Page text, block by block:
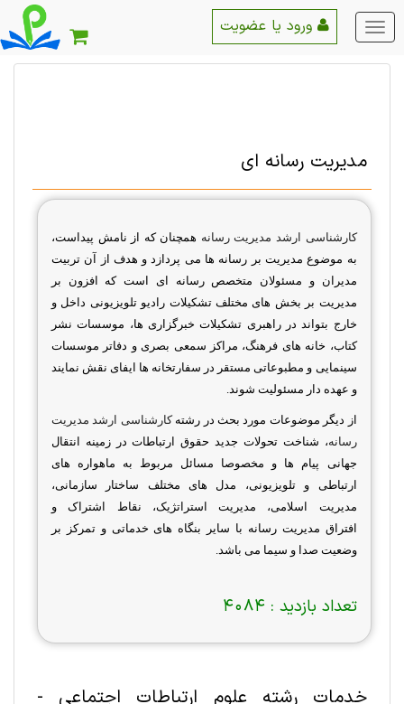
منو
اصلی
مدیریت رسانه ای
کارشناسی ارشد مدیریت رسانه همچنان که از نامش پیداست،
به موضوع مدیریت بر رسانه ها می پردازد و هدف از آن تربیت
مدیران و مسئولان متخصص رسانه ای است که افزون بر
مدیریت بر بخش های مختلف تشکیلات رادیو تلویزیونی داخل و
خارج بتواند در راهبری تشکیلات خبرگزاری ها، موسسات نشر
کتاب، خانه های فرهنگ، مراکز سمعی بصری و دفاتر موسسات
سینمایی و مطبوعاتی مستقر در سفارتخانه ها ایفای نقش نمایند
و عهده دار مسئولیت شوند.
از دیگر موضوعات مورد بحث در رشته کارشناسی ارشد مدیریت
رسانه، شناخت تحولات جدید حقوق ارتباطات در زمینه انتقال
جهانی پیام ها و مخصوصا مسائل مربوط به ماهواره های
ارتباطی و تلویزیونی، مدل های مختلف ساختار سازمانی،
مدیریت اسلامی، مدیریت استراتژیک، نقاط اشتراک و
افتراق مدیریت رسانه با سایر بنگاه های خدماتی و تمرکز بر
وضعیت صدا و سیما می باشد.
تعداد بازدید : 4084
خدمات رشته علوم ارتباطات اجتماعی -